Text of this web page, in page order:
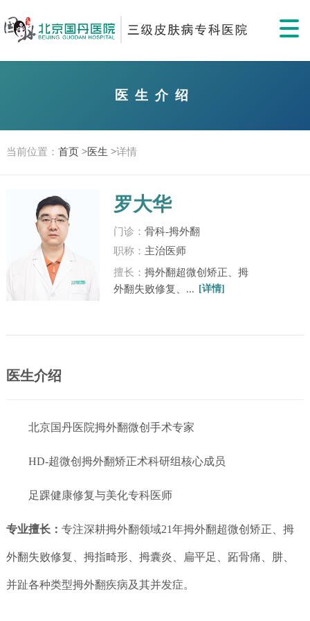
医生介绍
当前位置： 首页 >医生 >详情
罗大华
门诊： 骨科-拇外翻
职称： 主治医师
擅长： 拇外翻超微创矫正、拇
外翻失败修复、... [详情]
医生介绍
北京国丹医院拇外翻微创手术专家
HD-超微创拇外翻矫正术科研组核心成员
足踝健康修复与美化专科医师
专业擅长： 专注深耕拇外翻领域21年拇外翻超微创矫正、拇
外翻失败修复、拇指畸形、拇囊炎、扁平足、跖骨痛、肼、
并趾各种类型拇外翻疾病及其并发症。